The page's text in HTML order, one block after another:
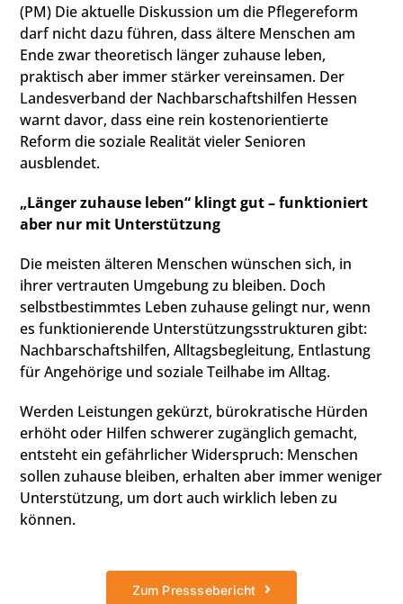
(PM) Die aktuelle Diskussion um die Pflegereform
darf nicht dazu führen, dass ältere Menschen am
Ende zwar theoretisch länger zuhause leben,
praktisch aber immer stärker vereinsamen. Der
Landesverband der Nachbarschaftshilfen Hessen
warnt davor, dass eine rein kostenorientierte
Reform die soziale Realität vieler Senioren
ausblendet.
„Länger zuhause leben“ klingt gut – funktioniert
aber nur mit Unterstützung
Die meisten älteren Menschen wünschen sich, in
ihrer vertrauten Umgebung zu bleiben. Doch
selbstbestimmtes Leben zuhause gelingt nur, wenn
es funktionierende Unterstützungsstrukturen gibt:
Nachbarschaftshilfen, Alltagsbegleitung, Entlastung
für Angehörige und soziale Teilhabe im Alltag.
Werden Leistungen gekürzt, bürokratische Hürden
erhöht oder Hilfen schwerer zugänglich gemacht,
entsteht ein gefährlicher Widerspruch: Menschen
sollen zuhause bleiben, erhalten aber immer weniger
Unterstützung, um dort auch wirklich leben zu
können.
Zum Presssebericht